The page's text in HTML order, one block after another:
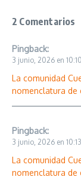
2 Comentarios
Pingback:
3 junio, 2026 en 10:10
La comunidad
nomenclatura de
Pingback:
3 junio, 2026 en 10:13
La comunidad
nomenclatura de